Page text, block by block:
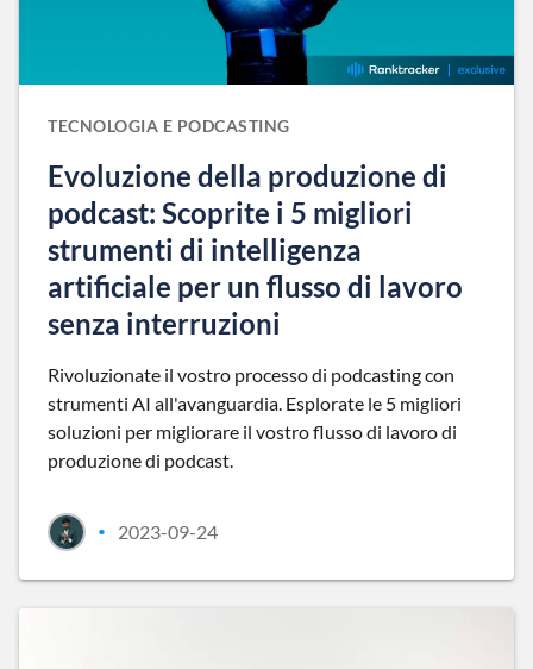
TECNOLOGIA E PODCASTING
Evoluzione della produzione di
podcast: Scoprite i 5 migliori
strumenti di intelligenza
artificiale per un flusso di lavoro
senza interruzioni
Rivoluzionate il vostro processo di podcasting con
strumenti AI all'avanguardia. Esplorate le 5 migliori
soluzioni per migliorare il vostro flusso di lavoro di
produzione di podcast.
• 2023-09-24